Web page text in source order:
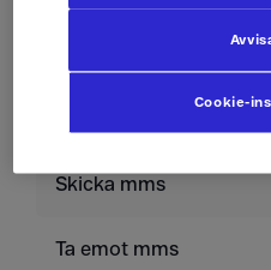
Skicka mms
Ta emot mms
Cookie-